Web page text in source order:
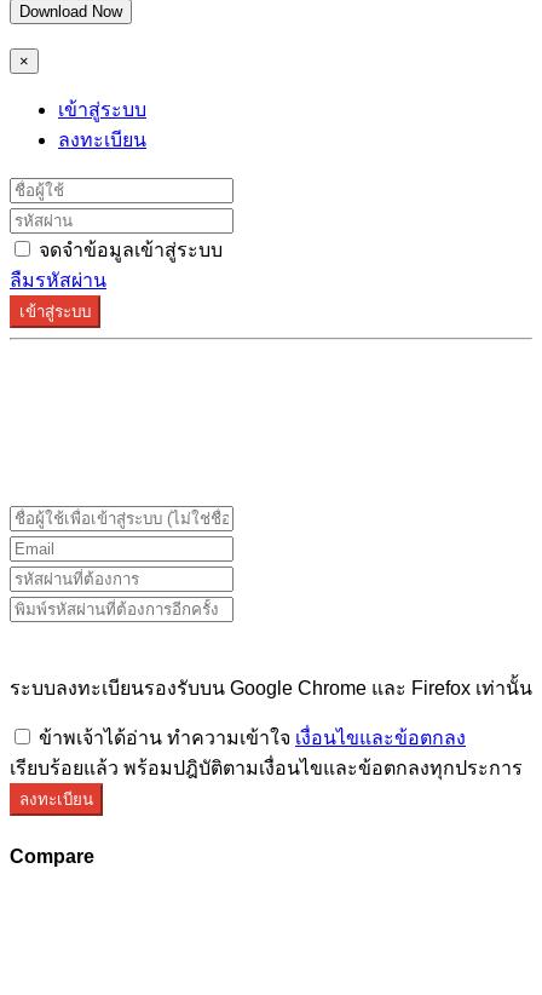
Download Now
×
เข้าสู่ระบบ
ลงทะเบียน
จดจำข้อมูลเข้าสู่ระบบ
ลืมรหัสผ่าน
เข้าสู่ระบบ
ระบบลงทะเบียนรองรับบน Google Chrome และ Firefox เท่านั้น
ข้าพเจ้าได้อ่าน ทำความเข้าใจ เงื่อนไขและข้อตกลง
เรียบร้อยแล้ว พร้อมปฎิบัติตามเงื่อนไขและข้อตกลงทุกประการ
ลงทะเบียน
Compare